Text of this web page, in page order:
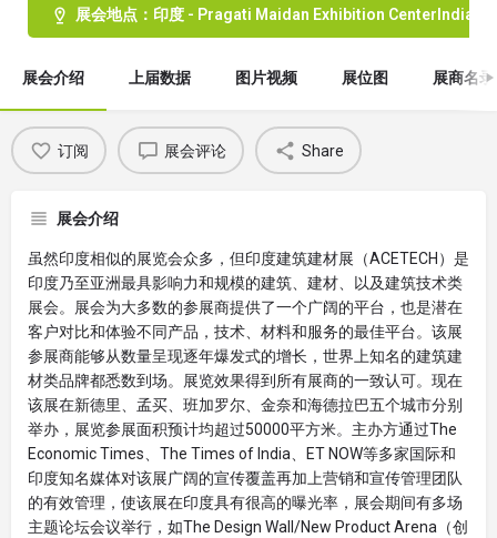
展会地点：印度 - Pragati Maidan Exhibition CenterIndia
展会介绍 上届数据 图片视频 展位图 展商名录
订阅 展会评论 Share
展会介绍
虽然印度相似的展览会众多，但印度建筑建材展（ACETECH）是
印度乃至亚洲最具影响力和规模的建筑、建材、以及建筑技术类
展会。展会为大多数的参展商提供了一个广阔的平台，也是潜在
客户对比和体验不同产品，技术、材料和服务的最佳平台。该展
参展商能够从数量呈现逐年爆发式的增长，世界上知名的建筑建
材类品牌都悉数到场。展览效果得到所有展商的一致认可。现在
该展在新德里、孟买、班加罗尔、金奈和海德拉巴五个城市分别
举办，展览参展面积预计均超过50000平方米。主办方通过The
Economic Times、The Times of India、ET NOW等多家国际和
印度知名媒体对该展广阔的宣传覆盖再加上营销和宣传管理团队
的有效管理，使该展在印度具有很高的曝光率，展会期间有多场
主题论坛会议举行，如The Design Wall/New Product Arena（创